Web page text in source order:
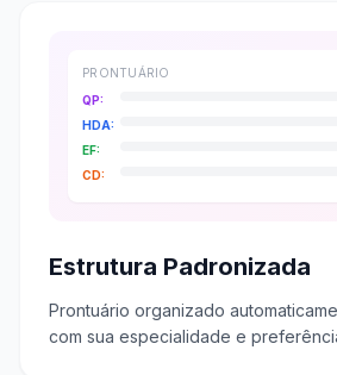
PRONTUÁRIO
QP:
HDA:
EF:
CD:
Estrutura Padronizada
Prontuário organizado
com sua especialidade e